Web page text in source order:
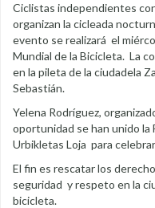
Ciclistas independientes
organizan la cicleada
evento se realizará el
Mundial de la Bicicleta. La
en la pileta de la ciudadela
Sebastián.
Yelena Rodríguez,
oportunidad se han unido la
Urbikletas Loja para
El fin es rescatar los
seguridad y respeto en la
bicicleta.